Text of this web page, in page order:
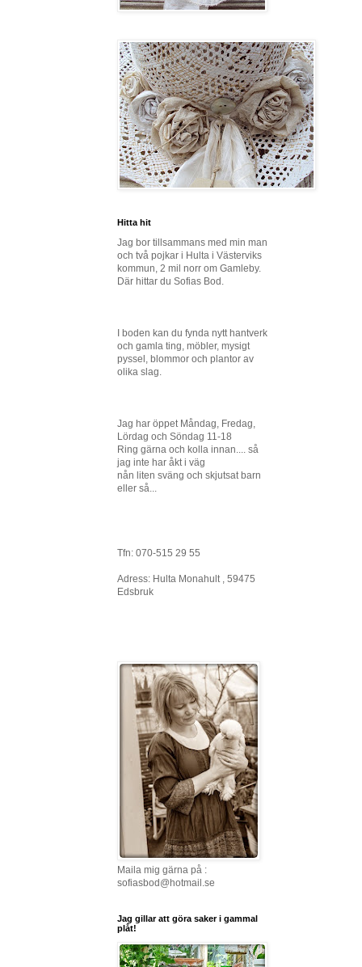
Hitta hit
Jag bor tillsammans med min man
och två pojkar i Hulta i Västerviks
kommun, 2 mil norr om Gamleby.
Där hittar du Sofias Bod.
I boden kan du fynda nytt hantverk
och gamla ting, möbler, mysigt
pyssel, blommor och plantor av
olika slag.
Jag har öppet Måndag, Fredag,
Lördag och Söndag 11-18
Ring gärna och kolla innan.... så
jag inte har åkt i väg
nån liten sväng och skjutsat barn
eller så...
Tfn: 070-515 29 55
Adress: Hulta Monahult , 59475
Edsbruk
Maila mig gärna på :
sofiasbod@hotmail.se
Jag gillar att göra saker i gammal
plåt!